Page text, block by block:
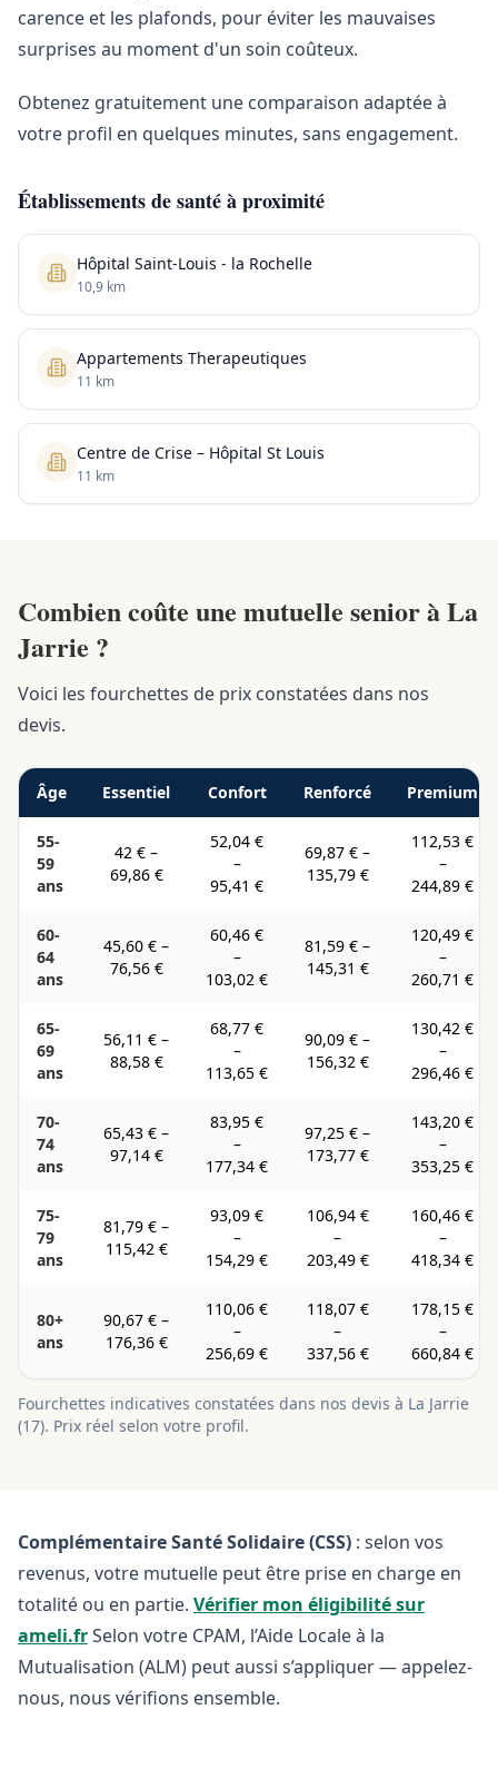
carence et les plafonds, pour éviter les mauvaises
surprises au moment d'un soin coûteux.
Obtenez gratuitement une comparaison adaptée à
votre profil en quelques minutes, sans engagement.
Établissements de santé à proximité
Hôpital Saint-Louis - la Rochelle
10,9 km
Appartements Therapeutiques
11 km
Centre de Crise – Hôpital St Louis
11 km
Combien coûte une mutuelle senior à La
Jarrie ?
Voici les fourchettes de prix constatées dans nos
devis.
Âge Essentiel Confort Renforcé Premium
55-
59
ans
42 € –
69,86 €
52,04 €
–
95,41 €
69,87 € –
135,79 €
112,53 €
–
244,89 €
60-
64
ans
45,60 € –
76,56 €
60,46 €
–
103,02 €
81,59 € –
145,31 €
120,49 €
–
260,71 €
65-
69
ans
56,11 € –
88,58 €
68,77 €
–
113,65 €
90,09 € –
156,32 €
130,42 €
–
296,46 €
70-
74
ans
65,43 € –
97,14 €
83,95 €
–
177,34 €
97,25 € –
173,77 €
143,20 €
–
353,25 €
75-
79
ans
81,79 € –
115,42 €
93,09 €
–
154,29 €
106,94 €
–
203,49 €
160,46 €
–
418,34 €
80+
ans
90,67 € –
176,36 €
110,06 €
–
256,69 €
118,07 €
–
337,56 €
178,15 €
–
660,84 €
Fourchettes indicatives constatées dans nos devis à La Jarrie
(17). Prix réel selon votre profil.
Complémentaire Santé Solidaire (CSS) : selon vos
revenus, votre mutuelle peut être prise en charge en
totalité ou en partie. Vérifier mon éligibilité sur
ameli.frSelon votre CPAM, l’Aide Locale à la
Mutualisation (ALM) peut aussi s’appliquer — appelez-
nous, nous vérifions ensemble.